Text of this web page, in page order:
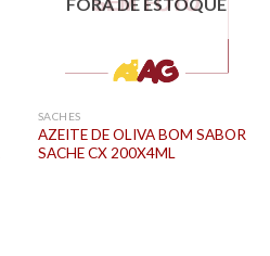
SACHES
AZEITE DE OLIVA BOM SABOR
SACHE CX 200X4ML